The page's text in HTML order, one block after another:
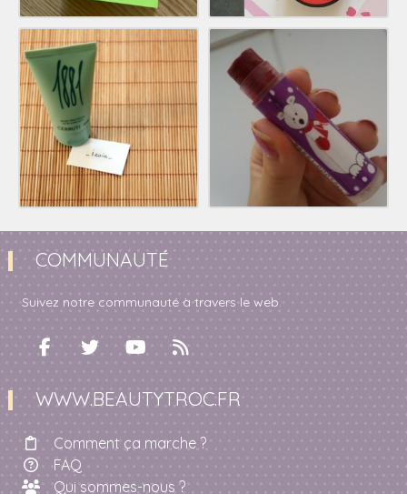
COMMUNAUTÉ
Suivez notre communauté à travers le web.
WWW.BEAUTYTROC.FR
Comment ça marche ?
FAQ
Qui sommes-nous ?